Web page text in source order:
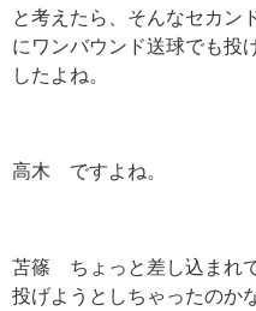
と考えたら、そんなセカン
にワンバウンド送球でも投
したよね。
高木 ですよね。
苫篠 ちょっと差し込まれ
投げようとしちゃったのか